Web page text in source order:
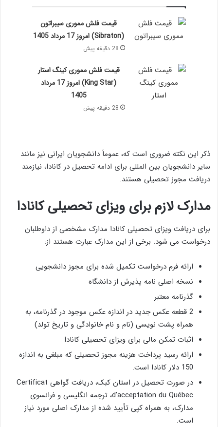
قیمت فلش مموری سیبراتون
(Sibraton) امروز 17 مرداد 1405
28 دقیقه پیش
قیمت فلش مموری کینگ استار
(King Star) امروز 17 مرداد
1405
28 دقیقه پیش
ذکر این نکته ضروری است که، عموماَ دانشجویان ایرانی نیز مانند
سایر دانشجویان بین المللی برای ادامه تحصیل در کانادا، نیازمند
دریافت مجوز تحصیلی هستند.
مدارک لازم برای ویزای تحصیلی کانادا
برای دریافت ویزای تحصیلی کانادا مدارک مشخصی از داوطلبان
درخواست می شود. برخی از این مدارک عبارت هستند از:
ارائه فرم درخواست تکمیل شده برای مجوز دانشجویی
نسخه اصلی نامه پذیرش از دانشگاه
گذرنامه معتبر
2 قطعه عکس جدید در اندازه عکس موجود در گذرنامه، به
همراه پشت نویسی (نام و نام خانوادگی و تاریخ تولد)
اثبات تمکن مالی برای ویزای تحصیلی کانادا
ارائه رسید پرداخت هزینه مجوز تحصیلی که مبلغی به اندازه
150 دلار کانادا است.
در صورت تحصیل در استان کبک، دریافت گواهی Certificat
d’acceptation du Québec، ترجمه انگلیسی و فرانسوی
مدارک، به همراه کپی تأیید شده از مدارک اصلی مورد نیاز
است.